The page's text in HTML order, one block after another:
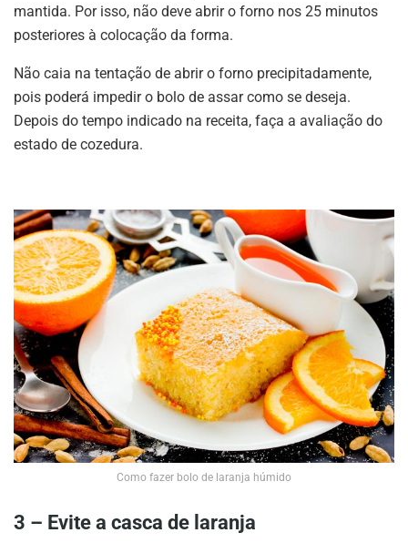
mantida. Por isso, não deve abrir o forno nos 25 minutos
posteriores à colocação da forma.
Não caia na tentação de abrir o forno precipitadamente,
pois poderá impedir o bolo de assar como se deseja.
Depois do tempo indicado na receita, faça a avaliação do
estado de cozedura.
Como fazer bolo de laranja húmido
3 – Evite a casca de laranja